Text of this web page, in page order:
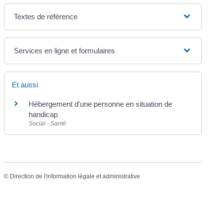
Textes de référence
Services en ligne et formulaires
Et aussi
Hébergement d'une personne en situation de
handicap
Social - Santé
© Direction de l'information légale et administrative